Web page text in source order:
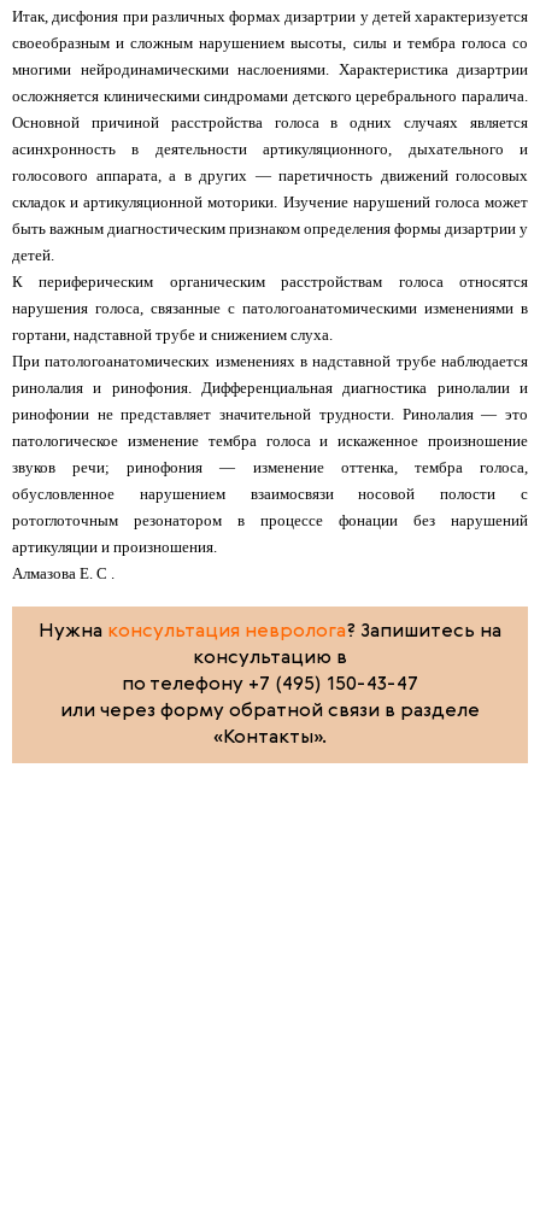
Итак, дисфония при различных формах дизартрии у детей характеризуется
своеобразным и сложным нарушением высоты, силы и тембра голоса со
многими нейродинамическими наслоениями. Характеристика дизартрии
осложняется клиническими синдромами детского церебрального паралича.
Основной причиной расстройства голоса в одних случаях является
асинхронность в деятельности артикуляционного, дыхательного и
голосового аппарата, а в других — паретичность движений голосовых
складок и артикуляционной моторики. Изучение нарушений голоса может
быть важным диагностическим признаком определения формы дизартрии у
детей.
К периферическим органическим расстройствам голоса относятся
нарушения голоса, связанные с патологоанатомическими изменениями в
гортани, надставной трубе и снижением слуха.
При патологоанатомических изменениях в надставной трубе наблюдается
ринолалия и ринофония. Дифференциальная диагностика ринолалии и
ринофонии не представляет значительной трудности. Ринолалия — это
патологическое изменение тембра голоса и искаженное произношение
звуков речи; ринофония — изменение оттенка, тембра голоса,
обусловленное нарушением взаимосвязи носовой полости с
ротоглоточным резонатором в процессе фонации без нарушений
артикуляции и произношения.
Алмазова Е. С .
Нужна консультация невролога? Запишитесь на
консультацию в
по телефону +7 (495) 150-43-47
или через форму обратной связи в разделе
«Контакты».